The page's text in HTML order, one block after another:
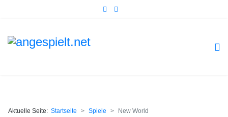
Aktuelle Seite: Startseite Spiele New World